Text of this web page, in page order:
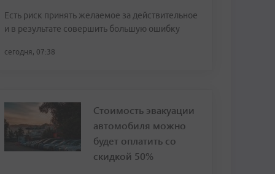
Есть риск принять желаемое за действительное
и в результате совершить большую ошибку
сегодня, 07:38
Стоимость эвакуации
автомобиля можно
будет оплатить со
скидкой 50%